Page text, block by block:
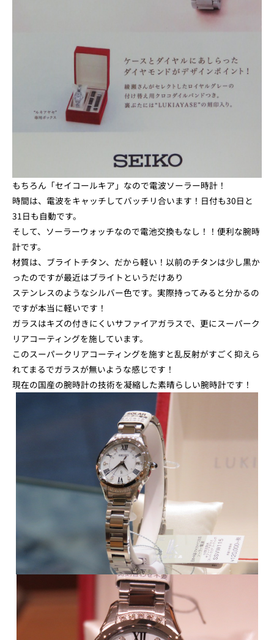
もちろん「セイコールキア」なので電波ソーラー時計！
時間は、電波をキャッチしてバッチリ合います！日付も30日と
31日も自動です。
そして、ソーラーウォッチなので電池交換もなし！！便利な腕時
計です。
材質は、ブライトチタン、だから軽い！以前のチタンは少し黒か
ったのですが最近はブライトというだけあり
ステンレスのようなシルバー色です。実際持ってみると分かるの
ですが本当に軽いです！
ガラスはキズの付きにくいサファイアガラスで、更にスーパーク
リアコーティングを施しています。
このスーパークリアコーティングを施すと乱反射がすごく抑えら
れてまるでガラスが無いような感じです！
現在の国産の腕時計の技術を凝縮した素晴らしい腕時計です！